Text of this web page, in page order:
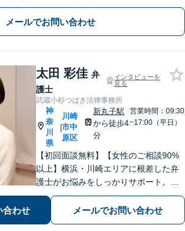
添い、有利な条件で解決できるよう尽
力します【初回相談無料】
メールでお問い合わせ
太田 彩佳 弁
護士
インタビューを
見る
武蔵小杉つばき法律事務所
神
奈
川
県
|
川崎
市中
原区
新丸子駅
から徒歩4
分
営業時間：09:30
~17:00（平日）
【初回面談無料】【女性のご相談90%
以上】横浜・川崎エリアに根差した弁
護士がお悩みをしっかりサポート。明
るい将来を切り拓く「あなたのパート
ナー」として、困難な時期を乗り越え
ませんか？
合わせ メールでお問い合わせ